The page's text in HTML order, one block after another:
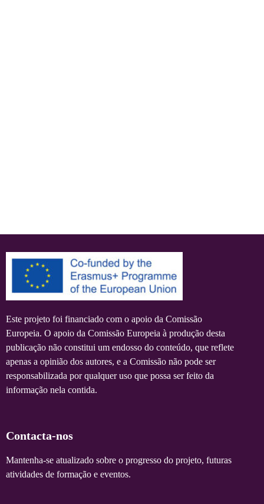
Este projeto foi financiado com o apoio da Comissão
Europeia. O apoio da Comissão Europeia à produção desta
publicação não constitui um endosso do conteúdo, que reflete
apenas a opinião dos autores, e a Comissão não pode ser
responsabilizada por qualquer uso que possa ser feito da
informação nela contida.
Contacta-nos
Mantenha-se atualizado sobre o progresso do projeto, futuras
atividades de formação e eventos.